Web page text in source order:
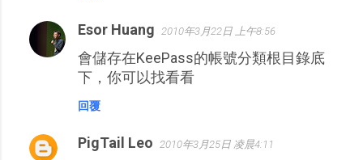
Esor Huang 2010年3月22日 上午8:56
會儲存在KeePass的帳號分類根目錄底
下，你可以找看看
回覆
PigTail Leo 2010年3月25日 凌晨4:11